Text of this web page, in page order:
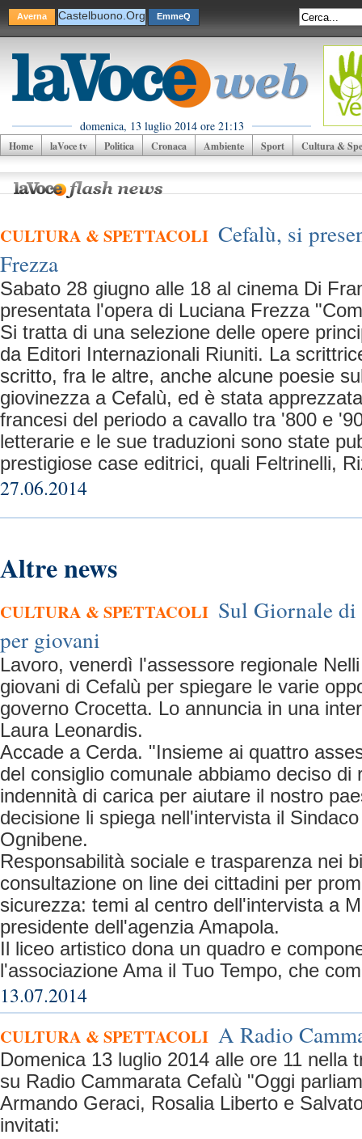
Averna Castelbuono.Org EmmeQ
domenica, 13 luglio 2014 ore 21:13
Home laVoce tv Politica Cronaca Ambiente Sport Cultura &
CULTURA & SPETTACOLI Cefalù, si
Frezza
Sabato 28 giugno alle 18 al cinema Di
presentata l'opera di Luciana Frezza
Si tratta di una selezione delle opere
da Editori Internazionali Riuniti. La
scritto, fra le altre, anche alcune poesie
giovinezza a Cefalù, ed è stata
francesi del periodo a cavallo tra '800 e
letterarie e le sue traduzioni sono state
prestigiose case editrici, quali Feltrinelli,
27.06.2014
Altre news
CULTURA & SPETTACOLI Sul Giornale
per giovani
Lavoro, venerdì l'assessore regionale
giovani di Cefalù per spiegare le varie
governo Crocetta. Lo annuncia in una
Laura Leonardis.
Accade a Cerda. "Insieme ai quattro
del consiglio comunale abbiamo deciso di
indennità di carica per aiutare il nostro
decisione li spiega nell'intervista il
Ognibene.
Responsabilità sociale e trasparenza nei
consultazione on line dei cittadini per
sicurezza: temi al centro dell'intervista a
presidente dell'agenzia Amapola.
Il liceo artistico dona un quadro e
l'associazione Ama il Tuo Tempo, che
13.07.2014
CULTURA & SPETTACOLI A Radio
Domenica 13 luglio 2014 alle ore 11 nella
su Radio Cammarata Cefalù "Oggi
Armando Geraci, Rosalia Liberto e
invitati: